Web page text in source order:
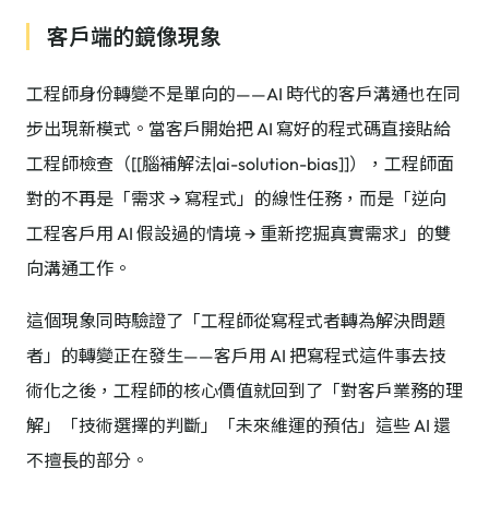
客戶端的鏡像現象
工程師身份轉變不是單向的——AI 時代的客戶溝通也在同
步出現新模式。當客戶開始把 AI 寫好的程式碼直接貼給
工程師檢查（[[腦補解法|ai-solution-bias]]），工程師面
對的不再是「需求 → 寫程式」的線性任務，而是「逆向
工程客戶用 AI 假設過的情境 → 重新挖掘真實需求」的雙
向溝通工作。
這個現象同時驗證了「工程師從寫程式者轉為解決問題
者」的轉變正在發生——客戶用 AI 把寫程式這件事去技
術化之後，工程師的核心價值就回到了「對客戶業務的理
解」「技術選擇的判斷」「未來維運的預估」這些 AI 還
不擅長的部分。